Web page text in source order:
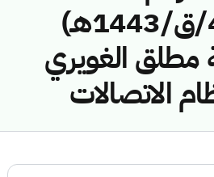
(42745847/ق/1443هـ)
مطلق الغويري
الاتصالات